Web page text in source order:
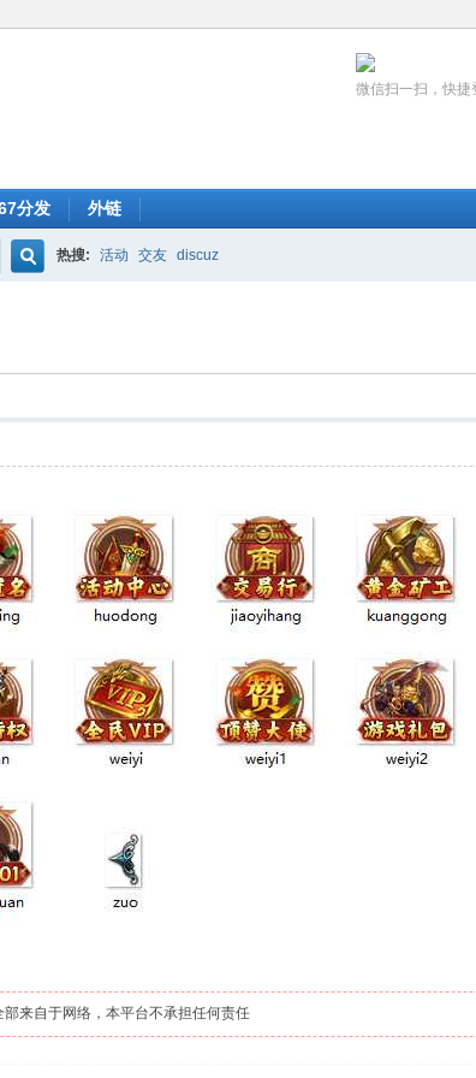
微信扫一扫，快捷
分发 外链
热搜: 活动 交友 discuz
来自于网络，本平台不承担任何责任